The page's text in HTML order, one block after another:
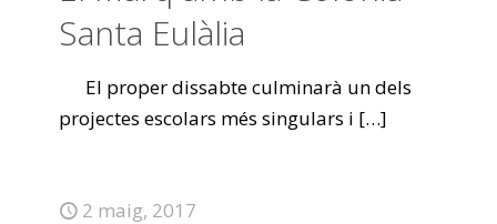
Santa Eulàlia
El proper dissabte culminarà un dels
projectes escolars més singulars i […]
2 maig, 2017